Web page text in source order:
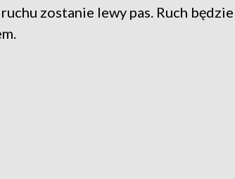
zostanie lewy pas. Ruch